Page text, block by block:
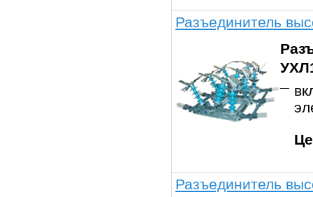
Разъединитель
Разъединитель